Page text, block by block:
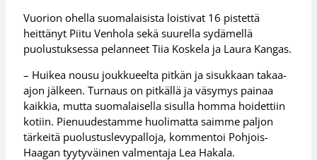
Vuorion ohella suomalaisista loistivat 16 pistettä
heittänyt Piitu Venhola sekä suurella sydämellä
puolustuksessa pelanneet Tiia Koskela ja Laura Kangas.
– Huikea nousu joukkueelta pitkän ja sisukkaan takaa-
ajon jälkeen. Turnaus on pitkällä ja väsymys painaa
kaikkia, mutta suomalaisella sisulla homma hoidettiin
kotiin. Pienuudestamme huolimatta saimme paljon
tärkeitä puolustuslevypalloja, kommentoi Pohjois-
Haagan tyytyväinen valmentaja Lea Hakala.